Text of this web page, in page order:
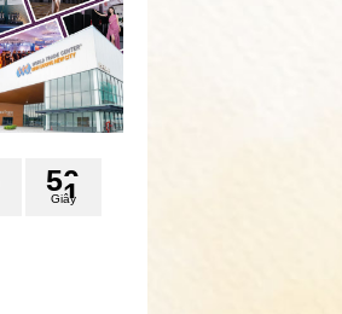
Giây
50